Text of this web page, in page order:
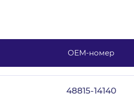
OEM-номер
48815-14140